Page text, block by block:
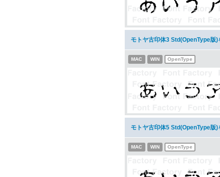
モトヤ古印体3 Std(OpenType版)
MAC WIN OpenType
モトヤ古印体5 Std(OpenType版)
MAC WIN OpenType